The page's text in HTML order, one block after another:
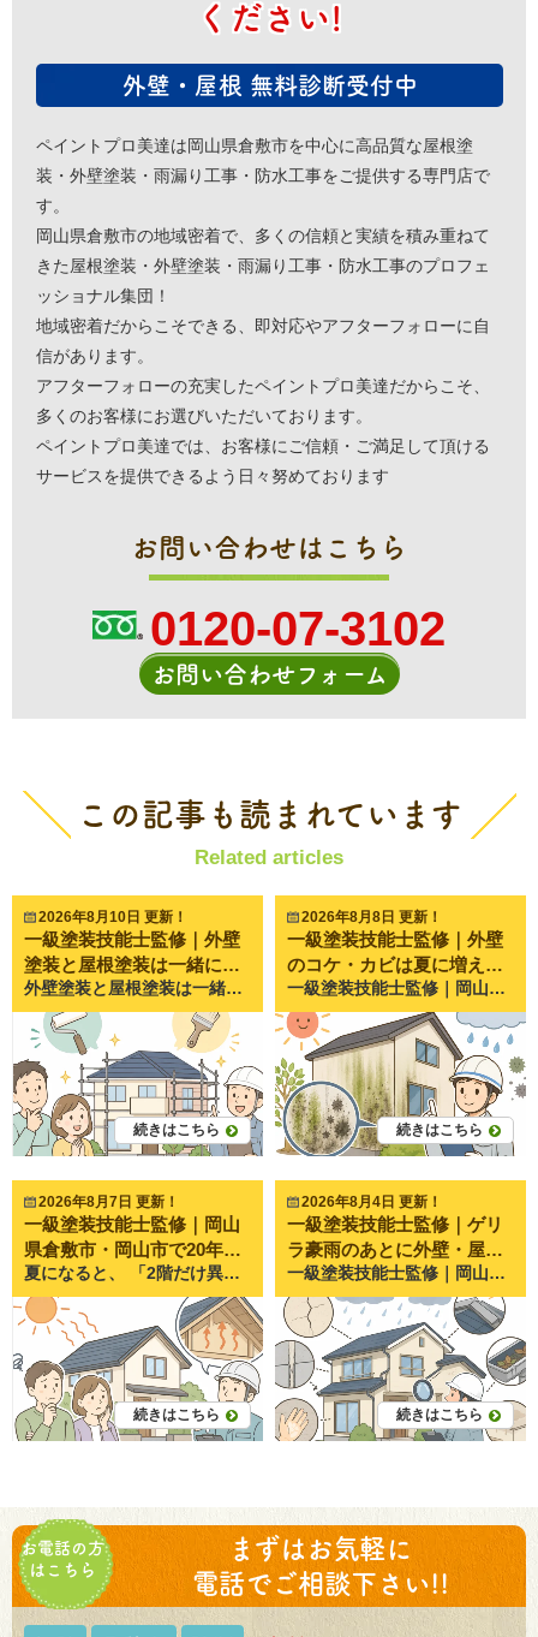
ください!
外壁・屋根 無料診断受付中
ペイントプロ美達は岡山県倉敷市を中心に高品質な屋根塗
装・外壁塗装・雨漏り工事・防水工事をご提供する専門店で
す。
岡山県倉敷市の地域密着で、多くの信頼と実績を積み重ねて
きた屋根塗装・外壁塗装・雨漏り工事・防水工事のプロフェ
ッショナル集団！
地域密着だからこそできる、即対応やアフターフォローに自
信があります。
アフターフォローの充実したペイントプロ美達だからこそ、
多くのお客様にお選びいただいております。
ペイントプロ美達では、お客様にご信頼・ご満足して頂ける
サービスを提供できるよう日々努めております
お問い合わせはこちら
0120-07-3102
お問い合わせフォーム
この記事も読まれています
Related articles
2026年8月10日 更新！
一級塗装技能士監修｜外壁
塗装と屋根塗装は一緒にし
た方がお得？
外壁塗装と屋根塗装は一緒にした方がお得？ 結論は「多くの場合お得」 結論から言えば、屋根と外壁のどちらもメンテナンス時期を迎えているのであれば、一緒に工事を行う方がお得になるケースがほとんどです。 その最大の理由は「足場」です。 外壁塗装も屋根塗装も、安全に作業するためには建物の周りに足場を組む必要があります。 つまり、 外壁だけ施工 数年後に屋根だけ施工 という流れになると、足場を2回設置することになります。 その分、余計な費用が発生してしまいます。 なぜ一緒に工事する人が多いのか 築10～15年になると、 外壁 屋根 コーキング 雨樋 破風板 軒天 などが同じタイミングで劣化していることが多くあります。 そのため、一度にまとめてメンテナンスするご家庭が多いのです。 同時施工の5つのメリット 足場代が1回で済む 最も大きなメリットです。 一般住宅では足場代だけでも15万円～25万円程度かかることがあります。 別々に工事すると 1回目：外壁工事で足場設置 ↓ 数年後 ↓ 2回目：屋根工事で再び足場設置 となります。 一方、同時施工なら足場は1回だけ。 これだけでも大きな節約になります。 工事期間が短くなる 工事を2回に分けると、 足場設置 高圧洗浄 養生 足場解体 これらも2回必要になります。 同時施工なら工程をまとめられるため、生活への負担も少なくなります。 「何度も工事に立ち会う必要がない」 という点も喜ばれています。 建物全体の美観がそろう 外壁だけ新しくすると、 「屋根だけ古く見える」 ということがあります。 逆に屋根だけ塗装すると、 「外壁の色あせが気になる」 というケースもあります。 同時施工なら家全体がきれいに仕上がり、新築時のような統一感が生まれます。 施工写真でも非常に違いが分かりやすいポイントです。 劣化の進行をまとめて防げる 屋根は外壁以上に紫外線や雨風の影響を受けています。 見えにくいため、 「まだ大丈夫」 と思っていても、実際には塗膜がかなり傷んでいることも珍しくありません。 外壁だけ直して屋根を放置すると、 数年後には屋根の劣化が進み、 雨漏り 下地の腐食 につながる可能性もあります。 メンテナンス時期がそろう 同時施工をすると、 次回の塗り替え時期も合わせやすくなります。 今後も点検やメンテナンスの計画が立てやすくなり、 長い目で見ると管理しやすい住まいになります。 同時施工にもデメリットはある？ 初期費用は高くなる 当然ですが、 外壁だけよりも屋根も施工する方が総額は高くなります。 そのため、 「今回は予算的に厳しい」 という方もいらっしゃいます。 しかし、足場代を2回支払うことを考えると、長期的には同時施工の方が結果的に安くなることも少なくありません。 屋根がまだ十分きれいなら無理をする必要はない 築年数だけで判断するのは危険です。 例えば、 塗膜が十分残っている 劣化がほとんどない という屋根なら、無理に塗装する必要はありません。 大切なのは、 実際の状態を確認してから判断することです。 別々に工事した方が良いケース 築年数が浅い場合 築7〜8年程度で、 外壁だけ色あせが気になる場合などは、 屋根がまだ十分きれいなケースもあります。 その場合は外壁だけ施工することもあります。 屋根材によっては塗装不要な場合 屋根材には、 塗装が不要なものもあります。 例えば、 瓦屋根 などは塗装ではなく、別のメンテナンスが必要になる場合があります。 屋根の種類によって適切な工事は異なります。 劣化状況に差が大きい場合 屋根を以前交換していて、 外壁だけ古い住宅もあります。 このようなケースでは外壁だけ施工する方が合理的です。 住宅によって最適な方法は変わります。 ペイントプロ美達で多いご相談 実際の現場で感じること ペイントプロ美達では、 「最初は外壁だけお願いするつもりでした。」 というお客様が非常に多くいらっしゃいます。 現地調査で屋根を確認すると、 色あせ コケ 塗膜のはがれ が見つかり、 「せっかく足場を組むなら一緒にお願いしよう。」 という流れになることがよくあります。 もちろん、屋根の状態が良ければ無理におすすめすることはありません。 実際の状態を写真でご確認いただき、ご納得いただいたうえで工事内容をご提案しています。 点検してから判断するのがおすすめ 屋根は普段見えない場所です。 そのため、 「まだ大丈夫」 と思っていても、実際には劣化が進んでいることがあります。 逆に、 見た目以上に状態が良く、まだ塗装が必要ないケースもあります。 大切なのは、 思い込みではなく、 専門家による点検結果をもとに判断することです。 まとめ｜迷ったらまずは屋根と外壁を一緒に点検しましょう 外壁塗装と屋根塗装を同時に行うことで、 足場代を節約できる 工事期間を短縮できる 家全体が美しく仕上がる 劣化をまとめて改善できる 今後のメンテナンス計画が立てやすくなる など、多くのメリットがあります。 一方で、すべてのお住まいが同時施工に向いているわけではありません。 屋根材の種類や現在の劣化状況によって、最適なタイミングは変わります。 だからこそ、まずは外壁だけでなく屋根も含めて現在の状態を正しく確認することが大切です。 ペイントプロ美達では、岡山県倉敷市・岡山市を中心に、外壁・屋根の無料点検を行っています。実際の写真を使って劣化状況を分かりやすくご説明し、「今すぐ工事が必要なのか」「もう少し様子を見ても大丈夫なのか」まで丁寧にお伝えしています。 外壁塗装や屋根塗装を検討中で、「一緒に工事した方がいいのか迷っている」という方は、まずはお気軽にご相談ください。住まいの状態に合わせた最適なメンテナンス方法をご提案いたします。
続きはこちら
2026年8月8日 更新！
一級塗装技能士監修｜外壁
のコケ・カビは夏に増え
る？発生する理由を解説 一級塗装技能士監修｜岡山県倉敷市・岡山市で20年以上、外壁塗装・屋根塗装・雨漏り修理を行うペイントプロ美達が解説します。 夏になると、 「北側の外壁が緑色になってきた…」 「黒い汚れがカビなのか分からない」 「洗えば落ちるの？塗装しないとダメ？」 このようなご相談をいただくことが増えてきます。 岡山県は「晴れの国」と呼ばれる一方で、梅雨や夏場は湿度が高く、場所によってはコケやカビが発生しやすい環境になります。 実際にペイントプロ美達でも、6月から9月頃にかけて、 外壁の北側だけ緑色になった ベランダ周辺だけ黒くなっている 外壁がいつも湿って見える といったお問い合わせが非常に多くなります。 コケやカビは見た目の問題だけと思われがちですが、実は外壁の防水性能が低下しているサインであることも少なくありません。 今回は、夏にコケやカビが増える理由や、放置するリスク、対処方法について分かりやすく解説します。 夏になると外壁のコケ・カビが増えるのは本当？ 夏にお問い合わせが増える理由 結論から言うと、夏はコケやカビが発生しやすい季節です。 その理由は、 気温が高い 湿度が高い 雨が多い 日陰が乾きにくい という条件が揃うためです。 特に梅雨明け後は気温が一気に上がる一方で、夜露や夕立によって外壁が湿った状態になることも多く、コケやカビが繁殖しやすい環境になります。 コケとカビの違いとは？ 「コケ」と「カビ」は同じように見えますが、実は別のものです。 コケ 緑色になることが多い 水分が多い場所を好む 北側や日陰に発生しやすい カビ 黒色や茶色になることが多い 湿気と汚れを栄養に増殖する 外壁だけでなく軒天やベランダにも発生する どちらも放置すると汚れが定着し、通常の水洗いでは落ちにくくなります。 外壁にコケ・カビが発生する5つの原因 原因① 高温多湿な環境 コケやカビは湿気が大好きです。 夏は湿度が70〜90％になる日も多く、外壁が乾きにくくなるため繁殖しやすくなります。 岡山県でも梅雨から夏にかけては、この条件が揃いやすい季節です。 原因② 日当たりが悪い場所 特に多いのが、 北側の外壁 隣家との距離が近い場所 樹木の近く です。 太陽が当たらないため、水分が長時間残り、コケやカビが発生しやすくなります。 ペイントプロ美達でも、 「北側だけ汚れている」 というご相談は非常によくあります。 原因③ 外壁表面の防水性能低下 塗装には、水をはじく役割があります。 しかし経年劣化すると、この性能が弱くなります。 すると、 外壁が水を吸う ↓ 乾きにくくなる ↓ コケ・カビが増える という悪循環が起こります。 つまり、コケやカビは「塗装の寿命が近づいているサイン」の一つでもあります。 原因④ 土や植物が近い環境 植木や芝生が近い住宅では、 湿気 土ぼこり 胞子（ほうし） が飛びやすくなります。 そのため、同じ築年数でもコケの付き方には大きな差があります。 原因⑤ 汚れが蓄積している 排気ガスやホコリ、花粉などが付着すると、それらがコケやカビの栄養源になります。 特に交通量の多い道路沿いでは、汚れと一緒にコケが繁殖するケースも少なくありません。 コケ・カビを放置するとどうなる？ 美観だけでは済まない理由 最初は見た目が悪くなる程度ですが、 外壁が黒ずむ 緑色になる 家全体が古く見える といった影響があります。 住宅の印象は大きく変わってしまいます。 外壁の劣化を早めるケースもある さらに問題なのは、 コケやカビが水分を保持し続けることです。 外壁が常に湿った状態になることで、 塗膜の劣化 チョーキング（手で触ると白い粉が付く現象） ひび割れ につながることがあります。 コケ自体が外壁を壊すわけではありませんが、劣化を進める原因の一つになることがあります。 コケ・カビは洗浄だけで落ちる？塗装が必要なケースとは 高圧洗浄だけで改善するケース 次のような場合は、高圧洗浄で十分きれいになることがあります。 築浅 防水性能が残っている 表面だけに付着している このようなケースでは、塗装までは必要ないこともあります。 塗装が必要になるケース 一方で、 チョーキングしている 色あせが進んでいる ひび割れがある コーキングが傷んでいる このような症状が一緒に見られる場合は、洗浄だけでは根本的な解決にはなりません。 外壁そのものの保護機能が低下しているため、塗装によるメンテナンスを検討するタイミングといえるでしょう。 コケ・カビを予防するためにできること 定期的な点検・清掃 年に一度程度でも、 北側の外壁 ベランダ周辺 雨樋付近 を確認する習慣をつけるだけで、早期発見につながります。 軽いうちなら、専門業者による洗浄だけで改善できるケースもあります。 防カビ・防藻性能のある塗料を選ぶ 近年の塗料には、 防カビ 防藻 低汚染 といった性能を持つものがあります。 これらはコケやカビを完全に防ぐものではありませんが、発生しにくい環境を維持しやすくなります。 岡山のように湿度が高くなる季節がある地域では、こうした機能を備えた塗料を選ぶことも有効です。 ペイントプロ美達でも夏に多いご相談 ペイントプロ美達では、 「洗浄だけで済みますか？」 「塗装しないとダメですか？」 「まだ様子を見ても大丈夫でしょうか？」 というご相談を数多くいただきます。 実際に現地調査をすると、「コケが原因」ではなく、その背景に塗膜の劣化や防水性能の低下が見つかるケースも少なくありません。 一方で、築年数が比較的新しく、塗膜の状態が良好であれば、洗浄だけで十分改善できることもあります。 そのため、見た目だけで判断せず、外壁全体の状態を確認することが大切です。 私たちは必要以上の工事をおすすめするのではなく、現在の状態を分かりやすくご説明し、お住まいに合ったメンテナンス方法をご提案しています。 まとめ｜コケ・カビは外壁からのサインかもしれません 夏は気温と湿度が高くなるため、外壁にコケやカビが発生しやすい季節です。 しかし、その背景には、 防水性能の低下 塗膜の劣化 日当たりや周辺環境 など、さまざまな原因が隠れていることがあります。 コケやカビは、単なる見た目の問題ではなく、お住まいのメンテナンス時期を知らせるサインである場合もあります。 「洗浄だけで済むのか」「塗装が必要なのか」は、実際の外壁の状態を確認してみないと判断できません。 もし、 コケやカビが年々増えている 北側だけ緑色になっている 外壁の色あせやひび割れも気になる といった症状がありましたら、一度お住まいの状態を確認してみることをおすすめします。 ペイントプロ美達では、岡山県倉敷市・岡山市を中心に、外壁や屋根の無料点検を行っています。現在の状態を写真で分かりやすくご説明し、洗浄で対応できるのか、今後どのようなメンテナンスが適しているのかを丁寧にご案内しています。 大切なお住まいを長く守るためにも、「まだ大丈夫かな？」と思ったタイミングで、お気軽にご相談ください。
続きはこちら
2026年8月7日 更新！
一級塗装技能士監修｜岡山
県倉敷市・岡山市で20年以
上、外壁塗装・屋根塗装・
雨漏り修理を行うペイント
プロ美達が解説します。
夏になると、 「2階だけ異常に暑い…」 「エアコンをつけてもなかなか涼しくならない」 「屋根が原因なのかな？」 そんなお悩みを感じたことはありませんか。 実は夏の屋根は、表面温度が60～80℃近くまで上昇することも珍しくありません。 その熱が屋根裏や天井へ伝わることで、室内の温度が上がってしまいます。 実際にペイントプロ美達でも夏になると、 「2階がサウナのように暑い」 「遮熱塗料って本当に効果がある？」 「屋根塗装で暑さは改善できますか？」 というご相談を数多くいただきます。 しかし、屋根が熱くなる原因は一つではありません。 この記事では、屋根が熱くなる理由や、今日からできる暑さ対策、屋根塗装による改善方法まで、一級塗装技能士が分かりやすく解説します。 屋根が熱くなるのはなぜ？夏に温度が上がる3つの原因 屋根は一日中強い紫外線を受けている 屋根は住宅の中でも最も太陽に近い場所です。 外壁と違って日陰になる時間が少なく、朝から夕方まで直射日光を受け続けます。 真夏の岡山では気温が35℃を超える日も珍しくありません。 そのため屋根の表面温度は、人が触れないほど高温になります。 特に黒や濃い色の屋根は熱を吸収しやすく、温度がさらに上がる傾向があります。 屋根材そのものが熱をため込みやすい 屋根材には、 スレート セメント瓦 金属屋根 和瓦 などさまざまな種類があります。 どの屋根材も熱を受けますが、特に金属屋根は熱を伝えやすく、スレート屋根は熱を蓄えやすい特徴があります。 また、塗膜が劣化すると太陽光を反射しにくくなり、以前より熱を持ちやすくなることもあります。 屋根裏に熱がこもってしまう 屋根が熱くなるだけでなく、その熱が屋根裏に溜まることも大きな原因です。 屋根裏は風通しが悪いと熱が逃げにくく、夕方になっても高温のままになることがあります。 その結果、 天井が熱くなる 夜になっても部屋が暑い エアコンが効きにくい という状態になってしまいます。 屋根が熱くなると起こる住まいへの影響 2階の室温が上がる 最も分かりやすい影響が、2階の暑さです。 1階は快適でも、2階だけ3～5℃ほど高く感じるご家庭も少なくありません。 エアコン代が高くなりやすい 室内が冷えにくくなるため、 エアコンの運転時間が長くなる 設定温度を下げる 電気代が増える という悪循環になります。 屋根材や塗膜の劣化が早まる 高温状態が続くと、 塗膜の色あせ 塗膜の劣化 屋根材の傷み も進みやすくなります。 紫外線と熱は、屋根にとって非常に大きな負担なのです。 自宅でできる暑さ対策 すだれ・遮熱カーテンを活用する 窓から入る熱を減らすだけでも室温は変わります。 特に南側・西側の窓は効果を感じやすいでしょう。 屋根裏の換気を見直す 屋根裏換気が不足している住宅では、換気口の改善によって熱が抜けやすくなることがあります。 新築時からそのままになっているケースも少なくありません。 エアコンだけに頼らない サーキュレーターで空気を循環させることで冷房効率が向上します。 小さな工夫でも快適性は大きく変わります。 屋根塗装でできる暑さ対策とは？ 遮熱塗料とはどんな塗料？ 遮熱塗料とは、太陽光の中でも熱の原因となる近赤外線を反射しやすい塗料です。 屋根の表面温度を下げることで、室内への熱の伝わりを軽減する効果が期待できます。 「屋根そのものが熱くなりにくくなる」というイメージです。 断熱塗料との違い よく混同されますが、 遮熱塗料 →熱を反射する 断熱塗料 →熱を伝えにくくする という違いがあります。 住宅の状況によって向いている塗料は異なります。 遮熱塗料だけでは解決しないケースもある ペイントプロ美達でも現地調査をすると、 「屋根ではなく天井断熱材が少なかった」 「屋根裏換気がほとんどなかった」 というケースもあります。 つまり、暑さの原因は屋根だけとは限りません。 だからこそ、塗料だけで判断するのではなく、住まい全体を確認することが大切です。 ペイントプロ美達でよくいただくご相談 毎年7月から9月にかけて特に多いのが、 「2階が暑すぎて寝られない」 というご相談です。 現地調査をすると、 屋根塗装から15年以上経過 屋根の色あせが進行 遮熱性能が低下 屋根裏換気が不足 という複数の原因が重なっていることがよくあります。 逆に、「遮熱塗料を塗れば必ず涼しくなる」と期待される方もいらっしゃいますが、実際には住宅ごとの条件によって効果の感じ方は異なります。 ペイントプロ美達では、塗装だけをおすすめするのではなく、屋根の状態や築年数、断熱材の状況なども踏まえてご説明するよう心掛けています。 暑さ対策と一緒に確認したい屋根の劣化サイン 夏は屋根の状態を確認する良いタイミングでもあります。 次のような症状が見られる場合は、一度点検をおすすめします。 色あせ 新築時より色が薄くなっている場合は、塗膜の防水性が低下している可能性があります。 コケ・汚れ 表面にコケや汚れが付着しやすくなるのは、防水性能が落ちているサインです。 ひび割れやサビ スレート屋根の割れや金属屋根のサビは、放置すると雨漏りにつながることがあります。 棟板金の浮き 屋根の頂上にある金属部分（棟板金）が浮いていると、強風や台風で飛散する恐れがあります。 まとめ｜屋根の暑さは原因を知ることが対策への第一歩 夏の屋根は非常に高温になり、その熱が室内環境にも大きく影響します。 しかし、「屋根が熱い＝すぐに塗装が必要」というわけではありません。 屋根材の状態や塗膜の劣化、屋根裏の換気、断熱材の状況など、さまざまな要因を確認した上で対策を考えることが大切です。 ペイントプロ美達では、岡山県倉敷市・岡山市を中心に20年以上、屋根塗装や外壁塗装、雨漏り修理を行ってきました。 「2階の暑さが気になる」 「遮熱塗料が自宅に合うのか知りたい」 「屋根の劣化も一緒に見てもらいたい」 このようなお悩みがありましたら、まずはお気軽にご相談ください。 現地調査では屋根の状態を丁寧に確認し、写真を使いながら分かりやすくご説明いたします。無理に工事をおすすめすることはありませんので、住まいの暑さ対策やメンテナンスの参考として、お気軽にお問い合わせください。
続きはこちら
2026年8月4日 更新！
一級塗装技能士監修｜ゲリ
ラ豪雨のあとに外壁・屋根
で確認したい劣化サイン 一級塗装技能士監修｜岡山県倉敷市・岡山市で20年以上、外壁塗装・屋根塗装・雨漏り修理を行うペイントプロ美達が解説します。 近年、岡山県でも突然激しい雨が降る**「ゲリラ豪雨」**が増えています。 短時間で大量の雨が降るため、 「雨漏りはしていないけど大丈夫？」 「外壁に異常がないか心配」 「次の台風までに点検した方がいい？」 と不安になる方も多いのではないでしょうか。 実際にペイントプロ美達でも、夏場は 「雨が止んだら外壁にシミができていた」 「雨樋から水があふれていた」 「急に天井へシミができた」 といったお問い合わせが非常に増えます。 ゲリラ豪雨は一度だけでも住宅に負担を与えることがあります。 今回は、ご自宅で安全に確認できる外壁・屋根の劣化サインを分かりやすくご紹介します。 ゲリラ豪雨のあとに家の点検が必要な理由 近年増えているゲリラ豪雨とは ゲリラ豪雨とは、短時間で局地的に降る非常に激しい雨のことです。 通常の雨とは違い、 一気に大量の雨が降る 強風を伴うことがある 排水が追いつかない という特徴があります。 住宅は通常の雨を想定して作られていますが、近年のような集中豪雨では想定以上の負荷がかかるケースも少なくありません。 一度の大雨でも住宅にダメージが残ることがある 外壁や屋根に劣化があると、そこから雨水が入り込みやすくなります。 特に、 築10年以上 一度も塗装していない 前回の塗装から10年以上経過 という住宅では注意が必要です。 普段は問題がなくても、大雨をきっかけに不具合が表面化することがあります。 ゲリラ豪雨のあとに確認したい外壁の劣化サイン5選 ① 外壁のひび割れ（クラック） 外壁に細い線のような割れが入っていませんか？ これを**クラック（ひび割れ）**といいます。 細いひびでも雨水の侵入口になることがあります。 特に幅が広くなっているものや深い割れは早めの点検がおすすめです。 施工写真では、 細いひび 大きく口が開いたひび を比較すると違いが分かりやすくなります。 ② コーキング（シーリング）の割れ・剥がれ サイディング外壁の継ぎ目にあるゴムのような部分をコーキングといいます。 この部分が 割れる やせる 剥がれる と雨水が入り込みやすくなります。 ペイントプロ美達でも最も多く見つかる劣化の一つです。 ③ 外壁の膨れ・浮き 外壁がポコポコと膨らんでいる場合は注意が必要です。 内部に水分が入り込み、塗膜が浮いている可能性があります。 放置すると剥がれにつながることがあります。 ④ チョーキング（白い粉） 外壁を触ったときに白い粉が付く現象です。 これは塗膜が紫外線や雨によって劣化しているサインです。 防水性能が落ち始めている目安になります。 ⑤ 雨染み・黒ずみ 豪雨後に急に黒い筋やシミができた場合は、 雨水の流れが変わった 外壁内部に水分が入っている 可能性があります。 見た目だけでなく原因を調べることが大切です。 屋根で確認したい劣化サイン5選 ※屋根には絶対に登らず、地上から見える範囲で確認しましょう。 ① 棟板金の浮き 屋根の一番高い部分にある金属を**棟板金（むねばんきん）**といいます。 強風や豪雨で浮くことがあります。 放置すると飛散や雨漏りにつながる恐れがあります。 ② 瓦やスレートのズレ・割れ 双眼鏡などで見ると、 割れ ズレ 欠け が見えることがあります。 強い雨風のあとには一度確認しておきたいポイントです。 ③ 雨樋の詰まり・外れ ゲリラ豪雨では、 落ち葉 土 枝 が一気に流れ込みます。 雨樋が詰まると外壁へ大量の水が流れ、別の劣化を招くことがあります。 ④ 軒天のシミ 屋根の裏側にある天井部分を**軒天（のきてん）**といいます。 ここにシミがある場合は雨漏りの初期症状の可能性があります。 ⑤ 室内天井の雨染み 意外と見落とされるのが室内です。 天井に 黄色いシミ 茶色い跡 ができた場合は雨漏りを疑いましょう。 ゲリラ豪雨後にやってはいけないこと 屋根に登る 毎年、屋根の点検中の転落事故が発生しています。 濡れた屋根は非常に滑りやすく危険です。 応急処置を自己判断で行う ブルーシートを固定するために屋根へ上がることも危険です。 誤った補修で被害が広がるケースもあります。 異常を放置する 「雨漏りしていないから大丈夫」 と思っていても、 数か月後に症状が出ることもあります。 小さな異変を見逃さないことが大切です。 ペイントプロ美達で実際によくあるご相談 岡山県倉敷市・岡山市では、近年ゲリラ豪雨のあとにお問い合わせが増えています。 特によくあるのが、 雨樋から水があふれた 外壁の継ぎ目が開いていた ベランダに水が溜まる 天井に小さなシミができた というご相談です。 実際に点検へ伺うと、大規模な修理ではなく、 コーキング補修 棟板金の固定 雨樋清掃 部分補修 だけで済むケースも少なくありません。 一方で、「様子を見よう」と数年放置した結果、雨漏りが進行し、下地や木材まで傷んでしまっていたケースもあります。 だからこそ、異常が小さいうちの確認が住まいを長持ちさせるポイントになります。 施工事例としては、以下のような写真を掲載すると読者にも伝わりやすくなります。 コーキングの割れ（施工前・施工後） 棟板金の浮き 雨樋の詰まり 外壁のひび割れ補修 ベランダ防水の施工前後 まとめ｜小さな異変が家を守る第一歩 ゲリラ豪雨は、見た目では分からない部分にもダメージを与えることがあります。 今回ご紹介したように、 外壁のひび割れ コーキングの劣化 雨樋の詰まり 棟板金の浮き 天井の雨染み などは、早めに気付くことで大きな修理を防げる可能性があります。 「今すぐ工事が必要」というわけではなくても、現状を把握しておくことは住まいを長持ちさせるためにとても大切です。 ペイントプロ美達では、岡山県倉敷市・岡山市を中心に、一級塗装技能士による無料点検を行っています。 ゲリラ豪雨のあとに少しでも気になる症状があれば、「これくらいで相談してもいいのかな？」という段階でも構いません。 現在の状態を分かりやすくご説明し、必要な補修がある場合も、写真をお見せしながら丁寧にご案内いたします。 大切なお住まいを長く安心して守るためにも、気になるサインを見つけた際は、お気軽にペイントプロ美達までご相談ください。
続きはこちら
お電話の方
はこちら
まずはお気軽に
電話でご相談下さい!!